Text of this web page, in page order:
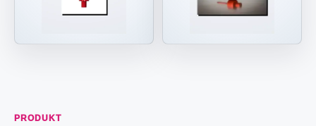
PRODUKT